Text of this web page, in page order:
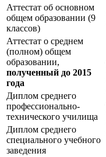
Аттестат об основном
общем образовании (9
классов)
Аттестат о среднем
(полном) общем
образовании,
полученный до 2015
года
Диплом среднего
профессионально-
технического училища
Диплом среднего
специального учебного
заведения